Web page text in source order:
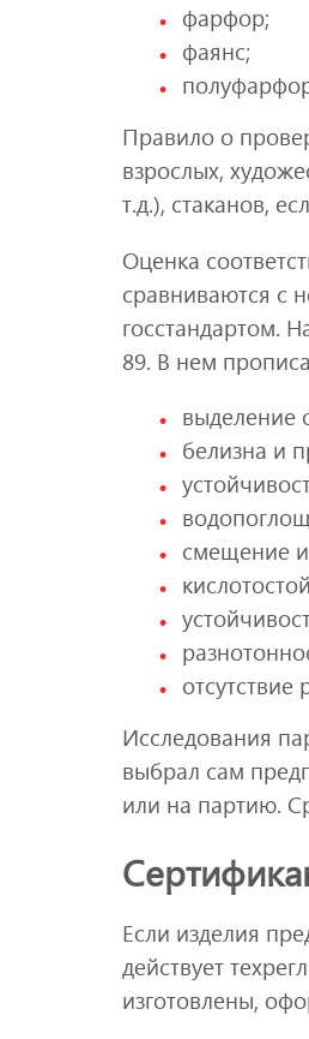
фарфор;
фаянс;
Правило о
взрослых,
т.д.), стаканов,
Оценка
сравниваются с
госстандартом.
89. В нем
выделение
белизна и
смещение
Исследования
выбрал сам
или на партию.
Если изделия
действует
изготовлены,